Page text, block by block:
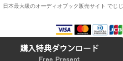
日本最大級のオーディオブック販売サイト でじじ